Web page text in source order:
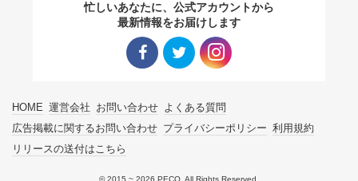
忙しいあなたに、公式アカウントから
最新情報をお届けします
HOME 運営会社 お問い合わせ よくある質問
広告掲載に関するお問い合わせ プライバシーポリシー 利用規約
リリースの送付はこちら
© 2015 ~ 2026 PECO. All Rights Reserved.